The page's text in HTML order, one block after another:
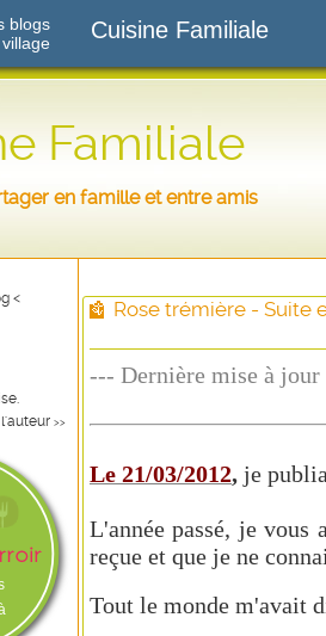
blogs
Cuisine Familiale
Familiale
en famille et entre amis
<
>>
Rose trémière - Suite
--- Dernière mise à
Le 21/03/2012, je
L'année passé, je vous
reçue et que je ne
Tout le monde m'avait